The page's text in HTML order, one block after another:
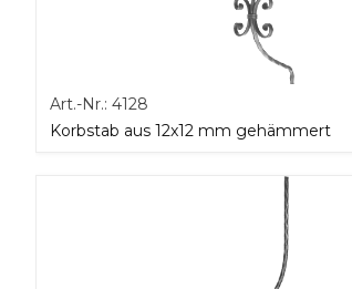
Art.-Nr.: 4128
Korbstab aus 12x12 mm gehämmert